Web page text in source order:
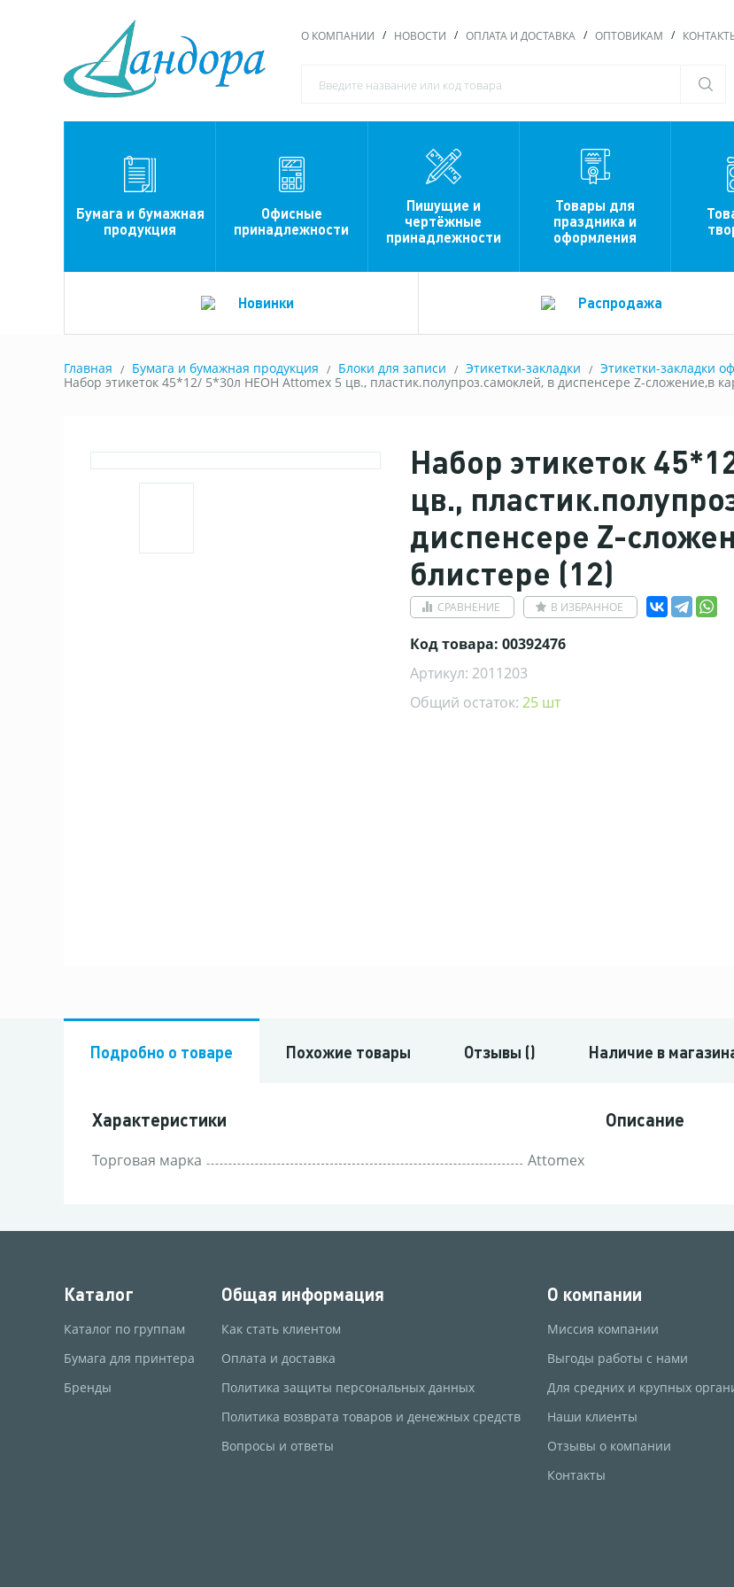
О КОМПАНИИ НОВОСТИ ОПЛАТА И ДОСТАВКА ОПТОВИКАМ
Бумага и бумажная
продукция
Офисные
принадлежности
Пишущие и
чертёжные
принадлежности
Товары для
праздника и
оформления
Новинки Распродажа
Главная Бумага и бумажная продукция Блоки для записи Этикетки-закладки
Этикетки-закладки
Набор этикеток 45*12/ 5*30л НЕОН Attomex 5 цв., пластик.полупроз.самоклей, в диспенсере Z-сложение,в
Набор этикеток
цв.,
диспенсере Z-
блистере (12)
СРАВНЕНИЕ В ИЗБРАННОЕ
Код товара: 00392476
Артикул: 2011203
Общий остаток:25 шт
Подробно о товаре Похожие товары Отзывы () Наличие в
Характеристики
Торговая марка Attomex
Описание
Каталог
Каталог по группам
Бумага для принтера
Бренды
Общая информация
Как стать клиентом
Оплата и доставка
Политика защиты персональных данных
Политика возврата товаров и денежных средств
Вопросы и ответы
О компании
Миссия компании
Выгоды работы с нами
Для средних и крупных
Наши клиенты
Отзывы о компании
Контакты